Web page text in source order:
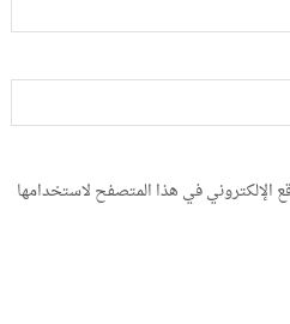
الإلكتروني في هذا المتصفح لاستخدامها